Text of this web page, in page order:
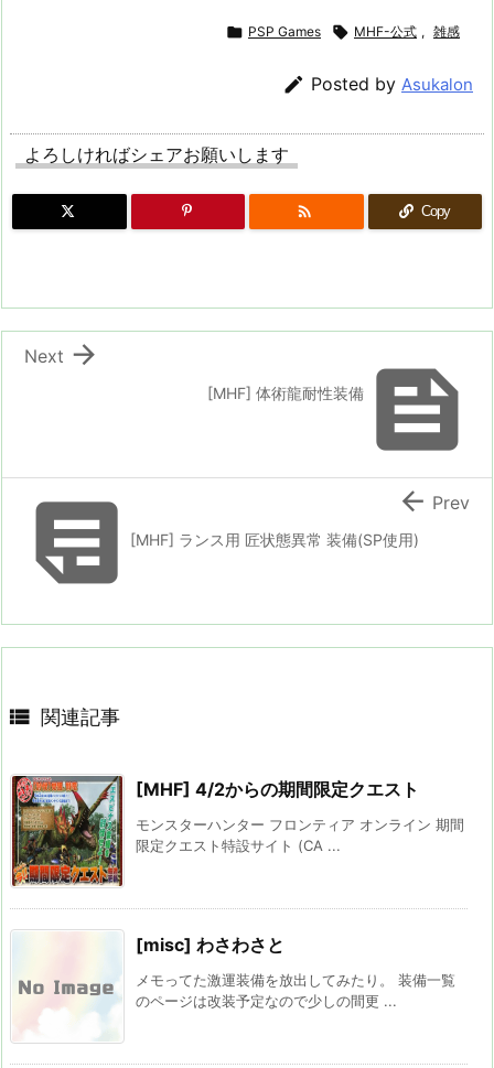
 PSP Games  MHF-公式 , 雑感
 Posted by Asukalon
よろしければシェアお願いします
 Copy

[MHF] 体術龍耐性装備

Next
[MHF] ランス用 匠状態異常 装備(SP使用)
 Prev
 関連記事
[MHF] 4/2からの期間限定クエスト
モンスターハンター フロンティア オンライン 期間
限定クエスト特設サイト (CA ...
[misc] わさわさと
メモってた激運装備を放出してみたり。 装備一覧
のページは改装予定なので少しの間更 ...